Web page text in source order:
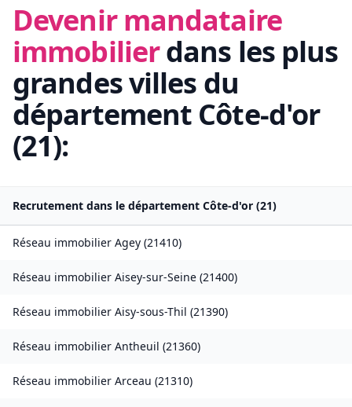
Devenir mandataire
immobilierdans les plus
grandes villes du
département Côte-d'or
(21):
Recrutement dans le département Côte-d'or (21)
Réseau immobilier Agey (21410)
Réseau immobilier Aisey-sur-Seine (21400)
Réseau immobilier Aisy-sous-Thil (21390)
Réseau immobilier Antheuil (21360)
Réseau immobilier Arceau (21310)